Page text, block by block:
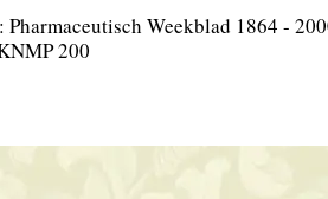
Pharmaceutisch Weekblad 1864 -
200